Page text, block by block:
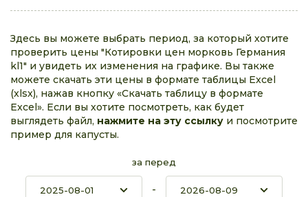
Здесь вы можете выбрать период, за который хотите
проверить цены "Котировки цен морковь Германия
kl1" и увидеть их изменения на графике. Вы также
можете скачать эти цены в формате таблицы Excel
(xlsx), нажав кнопку «Скачать таблицу в формате
Excel». Если вы хотите посмотреть, как будет
выглядеть файл, нажмите на эту ссылку и посмотрите
пример для капусты.
за перед
-